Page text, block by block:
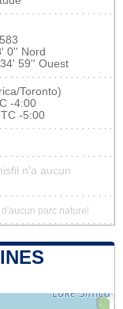
0'' Nord
59'' Ouest
Toronto)
-4:00
-5:00
n'a aucun
parc naturel